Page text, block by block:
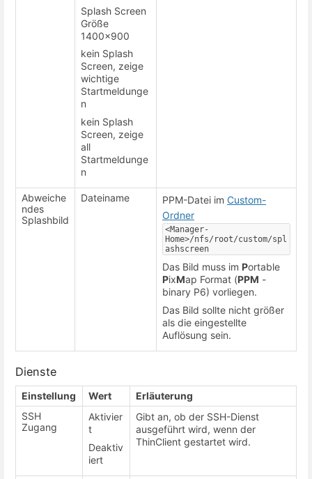
Splash Screen
Größe
1400x900
kein Splash
Screen, zeige
wichtige
Startmeldunge
n
kein Splash
Screen, zeige
all
Startmeldunge
n
Abweiche
ndes
Splashbild
Dateiname PPM-Datei im Custom-
Ordner
<Manager-
Home>/nfs/root/custom/spl
ashscreen
Das Bild muss im Portable
PixMap Format (PPM -
binary P6) vorliegen.
Das Bild sollte nicht größer
als die eingestellte
Auflösung sein.
Dienste
Einstellung Wert
Erläuterung
SSH
Zugang
Aktivier
t
Deaktiv
iert
Gibt an, ob der SSH-Dienst
ausgeführt wird, wenn der
ThinClient gestartet wird.